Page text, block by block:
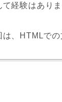
て経験はあり
は、HTMLでの